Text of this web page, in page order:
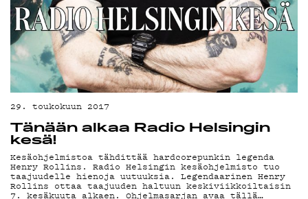
29. toukokuun 2017
Tänään alkaa Radio Helsingin
kesä!
Kesäohjelmistoa tähdittää hardcorepunkin legenda
Henry Rollins. Radio Helsingin kesäohjelmisto tuo
taajuudelle hienoja uutuuksia. Legendaarinen Henry
Rollins ottaa taajuuden haltuun keskiviikkoiltaisin
7. kesäkuuta alkaen. Ohjelmasarjan avaa tällä…